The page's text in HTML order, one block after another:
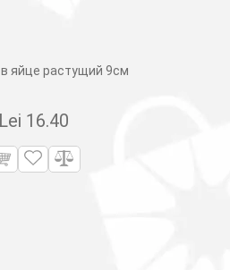
яйце растущий 9см
Lei 16.40